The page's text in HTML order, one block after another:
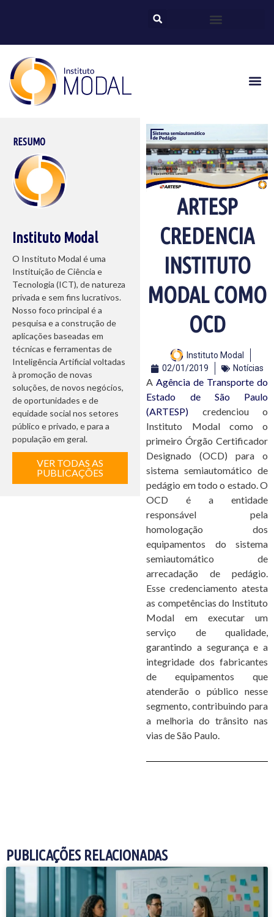
RESUMO
Instituto Modal
O Instituto Modal é uma
Instituição de Ciência e
Tecnologia (ICT), de natureza
privada e sem fins lucrativos.
Nosso foco principal é a
pesquisa e a construção de
aplicações baseadas em
técnicas e ferramentas de
Inteligência Artificial voltadas
à promoção de novas
soluções, de novos negócios,
de oportunidades e de
equidade social nos setores
público e privado, e para a
população em geral.
VER TODAS AS
PUBLICAÇÕES
ARTESP
CREDENCIA
INSTITUTO
MODAL COMO
OCD
Instituto Modal
02/01/2019
Notícias
AAgência de Transporte do
Estado de São Paulo
(ARTESP) credenciou o
Instituto Modal como o
primeiro Órgão Certificador
Designado (OCD) para o
sistema semiautomático de
pedágio em todo o estado. O
OCD é a entidade
responsável pela
homologação dos
equipamentos do sistema
semiautomático de
arrecadação de pedágio.
Esse credenciamento atesta
as competências do Instituto
Modal em executar um
serviço de qualidade,
garantindo a segurança e a
integridade dos fabricantes
de equipamentos que
atenderão o público nesse
segmento, contribuindo para
a melhoria do trânsito nas
vias de São Paulo.
PUBLICAÇÕES RELACIONADAS